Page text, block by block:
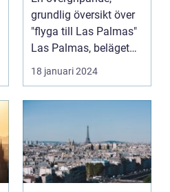
grundlig översikt över
"flyga till Las Palmas"
Las Palmas, beläget
på Gran Canaria...
18 januari 2024